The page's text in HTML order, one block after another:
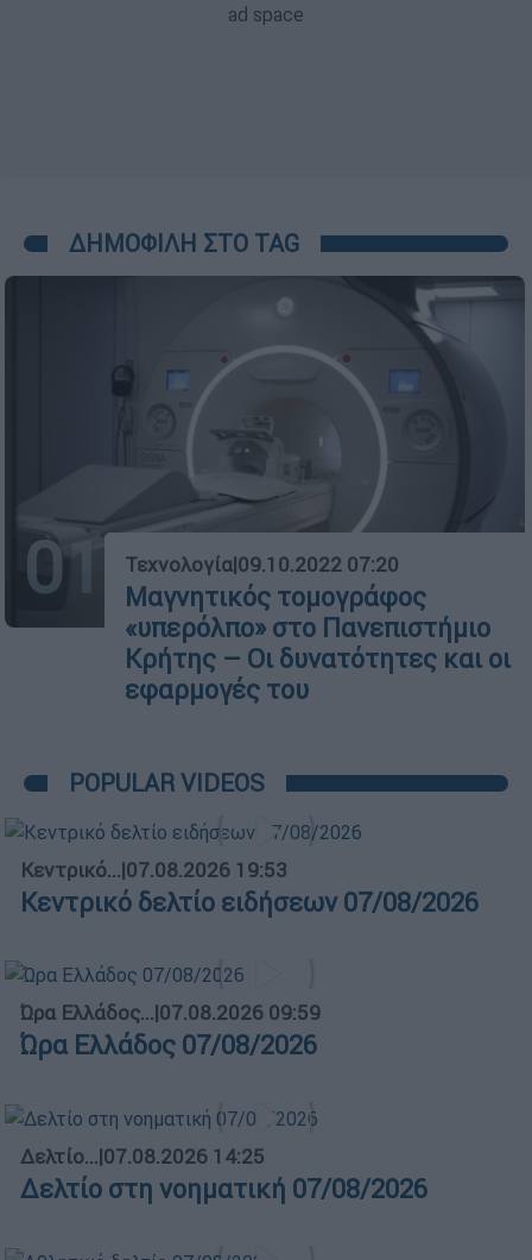
ΔΗΜΟΦΙΛΗ ΣΤΟ TAG
01 Τεχνολογία|09.10.2022 07:20
Μαγνητικός τομογράφος
«υπερόλπο» στο Πανεπιστήμιο
Κρήτης – Οι δυνατότητες και οι
εφαρμογές του
POPULAR VIDEOS
Κεντρικό...|07.08.2026 19:53
Κεντρικό δελτίο ειδήσεων 07/08/2026
Ώρα Ελλάδος...|07.08.2026 09:59
Ώρα Ελλάδος 07/08/2026
Δελτίο...|07.08.2026 14:25
Δελτίο στη νοηματική 07/08/2026